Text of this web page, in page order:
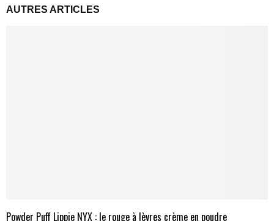
AUTRES ARTICLES
Powder Puff Lippie NYX : le rouge à lèvres crème en poudre